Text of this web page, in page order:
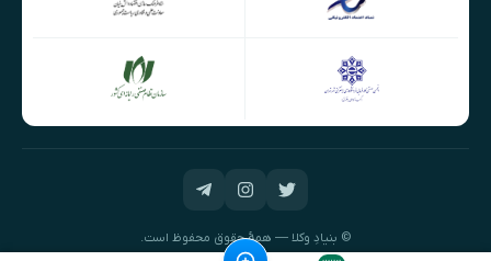
© بنیادِ وکلا — همهٔ حقوق محفوظ است.